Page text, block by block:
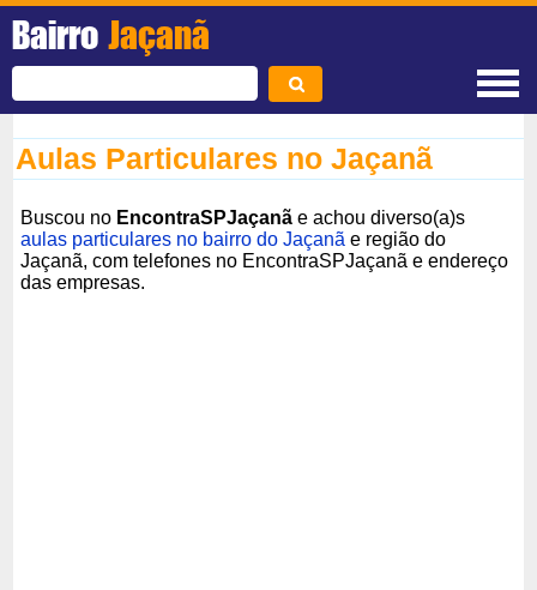
Bairro Jaçanã
Aulas Particulares no Jaçanã
Buscou no EncontraSPJaçanã e achou diverso(a)s
aulas particulares no bairro do Jaçanã e região do
Jaçanã, com telefones no EncontraSPJaçanã e endereço
das empresas.